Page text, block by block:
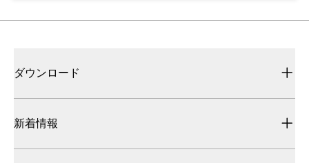
ダウンロード
新着情報